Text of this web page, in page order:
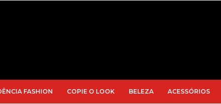
FASHION COPIE O LOOK BELEZA ACESSÓRIOS